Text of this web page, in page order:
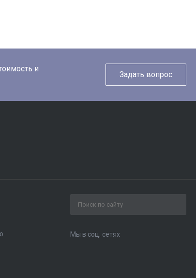
и
Задать вопрос
Мы в соц. сетях